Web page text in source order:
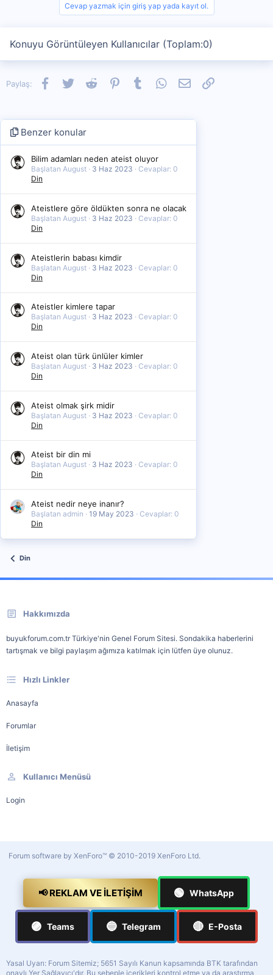
Cevap yazmak için giriş yap yada kayıt ol.
Konuyu Görüntüleyen Kullanıcılar (Toplam:0)
Paylaş: Facebook
TwitterReddit PinterestTumblrWhatsApp
E-postaLink
Benzer konular
Bilim adamları neden ateist oluyor
Başlatan August 3 Haz 2023
Cevaplar: 0
Din
Ateistlere göre öldükten sonra ne olacak
Başlatan August 3 Haz 2023
Cevaplar: 0
Din
Ateistlerin babası kimdir
Başlatan August 3 Haz 2023
Cevaplar: 0
Din
Ateistler kimlere tapar
Başlatan August 3 Haz 2023
Cevaplar: 0
Din
Ateist olan türk ünlüler kimler
Başlatan August 3 Haz 2023
Cevaplar: 0
Din
Ateist olmak şirk midir
Başlatan August 3 Haz 2023
Cevaplar: 0
Din
Ateist bir din mi
Başlatan August 3 Haz 2023
Cevaplar: 0
Din
Ateist nedir neye inanır?
Başlatan admin 19 May 2023
Cevaplar: 0
Din
Din
Hakkımızda
buyukforum.com.tr Türkiye'nin Genel Forum Sitesi. Sondakika haberlerini
tartışmak ve bilgi paylaşım ağımıza katılmak için lütfen üye olunuz.
Hızlı Linkler
Anasayfa
Forumlar
İletişim
Kullanıcı Menüsü
Login
Forum software by XenForo™ © 2010-2019 XenForo Ltd.
📢 REKLAM VE İLETIŞIM 🟢 WhatsApp
🟣 Teams 🔵 Telegram 🔴 E-Posta
Yasal Uyarı: Forum Sitemiz; 5651 Sayılı Kanun kapsamında BTK tarafından
onaylı Yer Sağlayıcı'dır. Bu sebeple içerikleri kontrol etme ya da araştırma